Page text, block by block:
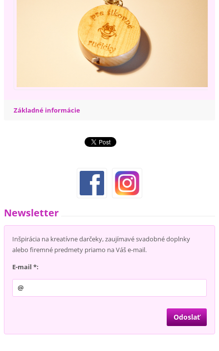
Základné informácie
Newsletter
Inšpirácia na kreatívne darčeky, zaujímavé svadobné doplnky
alebo firemné predmety priamo na Váš e-mail.
E-mail *: